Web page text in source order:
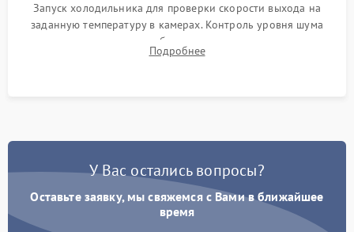
Запуск холодильника для проверки скорости выхода на
заданную температуру в камерах. Контроль уровня шума
компрессора, отсутствия обмерзания стенок и корректного
срабатывания системы автоматической оттайки.
Подробнее
У Вас остались вопросы?
Оставьте заявку, мы свяжемся с Вами в ближайшее
время